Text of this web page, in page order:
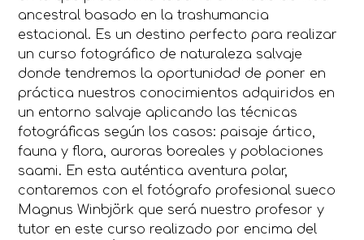
ancestral basado en la trashumancia
estacional. Es un destino perfecto para realizar
un curso fotográfico de naturaleza salvaje
donde tendremos la oportunidad de poner en
práctica nuestros conocimientos adquiridos en
un entorno salvaje aplicando las técnicas
fotográficas según los casos: paisaje ártico,
fauna y flora, auroras boreales y poblaciones
saami. En esta auténtica aventura polar,
contaremos con el fotógrafo profesional sueco
Magnus Winbjörk que será nuestro profesor y
tutor en este curso realizado por encima del